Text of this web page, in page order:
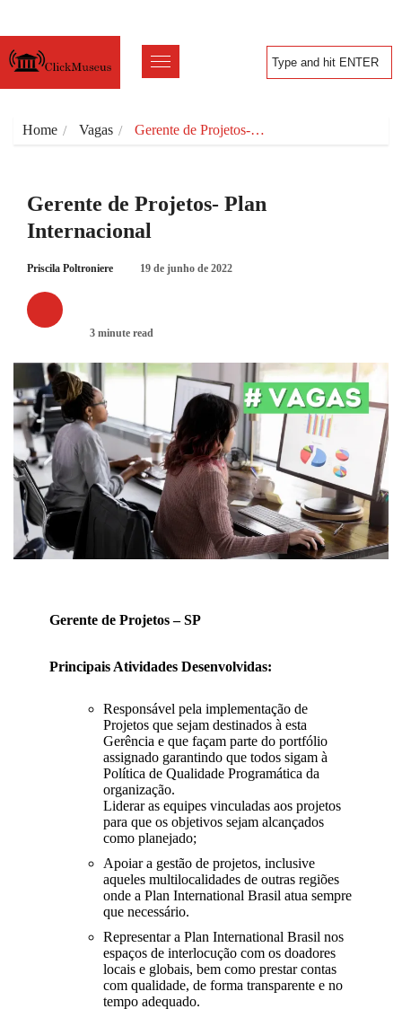
Home Vagas Gerente de Projetos-…
Gerente de Projetos- Plan
Internacional
Priscila Poltroniere 19 de junho de 2022
3 minute read
Gerente de Projetos – SP​​
Principais Atividades Desenvolvidas:
Responsável pela implementação de
Projetos que sejam destinados à esta
Gerência e que façam parte do portfólio
assignado garantindo que todos sigam à
Política de Qualidade Programática da
organização.
Liderar as equipes vinculadas aos projetos
para que os objetivos sejam alcançados
como planejado;
Apoiar a gestão de projetos, inclusive
aqueles multilocalidades de outras regiões
onde a Plan International Brasil atua sempre
que necessário.
Representar a Plan International Brasil nos
espaços de interlocução com os doadores
locais e globais, bem como prestar contas
com qualidade, de forma transparente e no
tempo adequado.